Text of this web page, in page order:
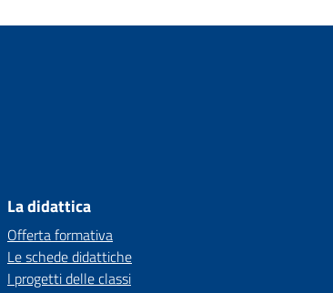
La didattica
Offerta formativa
Le schede didattiche
I progetti delle classi